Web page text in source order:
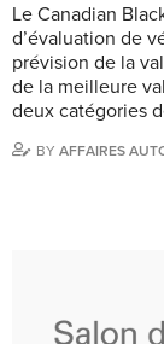
Le Canadian
d’évaluation de
prévision de la
de la meilleure
deux catégories
BY AFFAIRES